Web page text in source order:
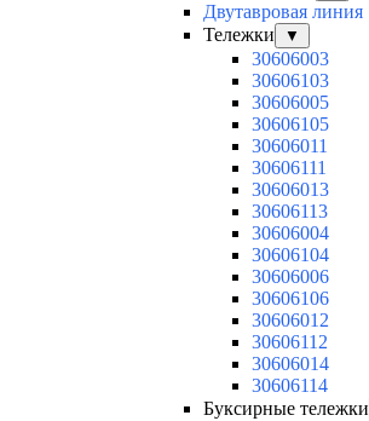
Двутавровая линия
Тележки
▼
30606003
30606103
30606005
30606105
30606011
30606111
30606013
30606113
30606004
30606104
30606006
30606106
30606012
30606112
30606014
30606114
Буксирные тележки